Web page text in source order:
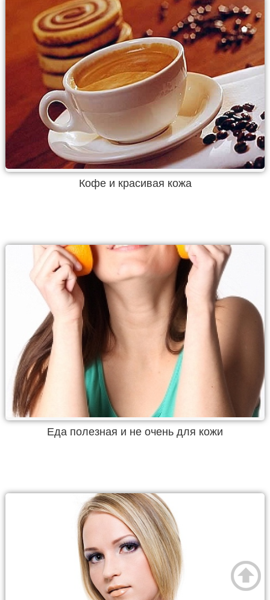
Кофе и красивая кожа
Еда полезная и не очень для кожи